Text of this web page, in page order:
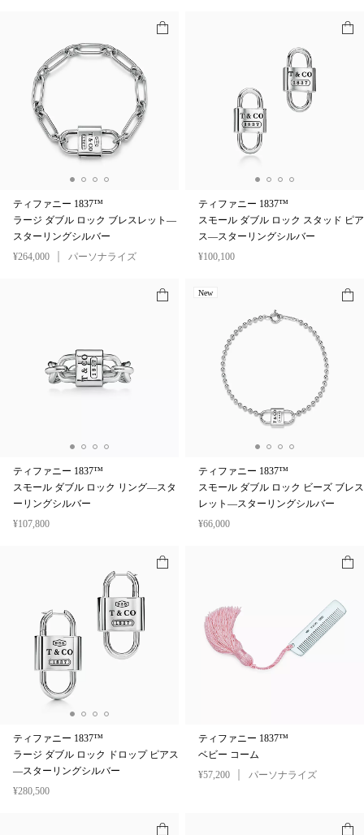
ティファニー 1837™
ラージ ダブル ロック ブレスレット—
スターリングシルバー
¥264,000
パーソナライズ
ティファニー 1837™
スモール ダブル ロック スタッド ピア
ス—スターリングシルバー
¥100,100
ティファニー 1837™
スモール ダブル ロック リング—スタ
ーリングシルバー
¥107,800
New
ティファニー 1837™
スモール ダブル ロック ビーズ ブレス
レット—スターリングシルバー
¥66,000
ティファニー 1837™
ラージ ダブル ロック ドロップ ピアス
—スターリングシルバー
¥280,500
ティファニー 1837™
ベビー コーム
¥57,200
パーソナライズ